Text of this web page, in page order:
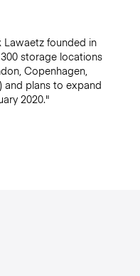
founded in
storage locations
Copenhagen,
and plans to expand
2020."